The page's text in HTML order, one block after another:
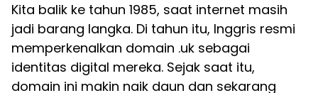
Kita balik ke tahun 1985, saat internet masih
jadi barang langka. Di tahun itu, Inggris resmi
memperkenalkan domain .uk sebagai
identitas digital mereka. Sejak saat itu,
domain ini makin naik daun dan sekarang